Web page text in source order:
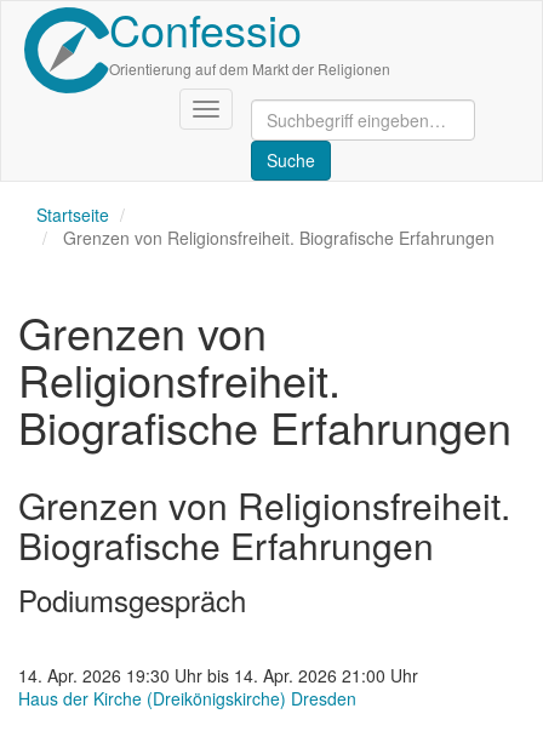
Direkt
zum
Inhalt
Confessio
Orientierung auf dem Markt der Religionen
Navigation
aktivieren/deaktivieren
Startseite
Grenzen von Religionsfreiheit. Biografische Erfahrungen
Grenzen von
Religionsfreiheit.
Biografische Erfahrungen
Grenzen von Religionsfreiheit.
Biografische Erfahrungen
Podiumsgespräch
14. Apr. 2026 19:30 Uhr bis 14. Apr. 2026 21:00 Uhr
Haus der Kirche (Dreikönigskirche) Dresden